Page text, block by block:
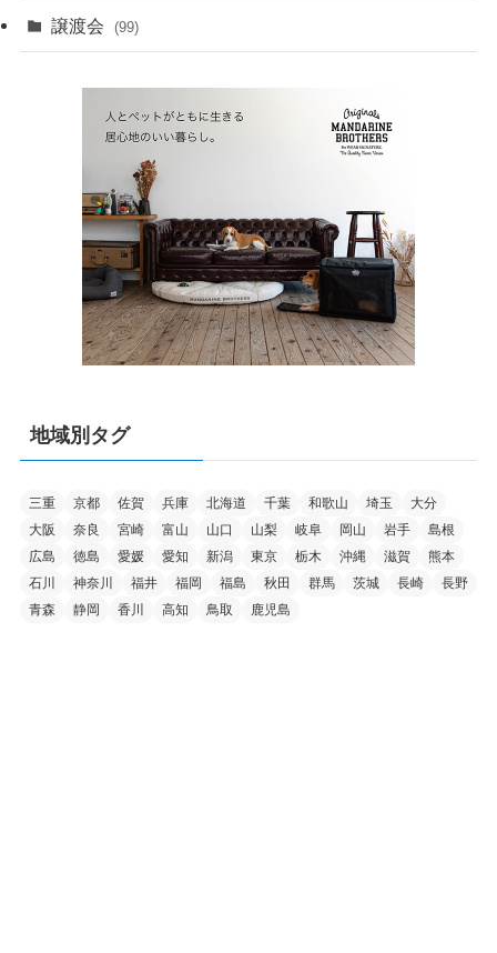
譲渡会 (99)
地域別タグ
三重 京都 佐賀 兵庫 北海道 千葉 和歌山 埼玉
大分
大阪
奈良 宮崎 富山 山口 山梨 岐阜 岡山 岩手
島根
広島
徳島 愛媛 愛知 新潟 東京 栃木 沖縄 滋賀
熊本
石川
神奈川 福井 福岡 福島 秋田 群馬 茨城 長崎
長野
青森
静岡 香川 高知 鳥取 鹿児島